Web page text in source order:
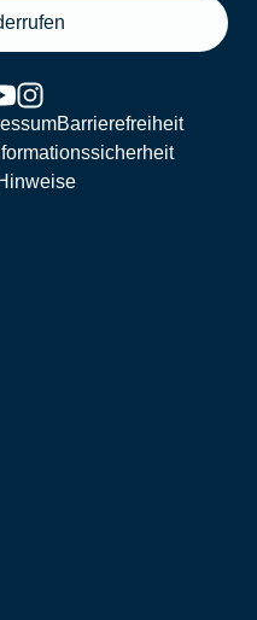
Barrierefreiheit